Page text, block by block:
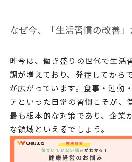
なぜ今、「生活習慣の改善
昨今は、働き盛りの世代で生活
調が増えており、発症してから
が広がっています。食事・運動
アといった日常の習慣こそが、
最も根本的な対策であり、企業
な領域といえるでしょう。